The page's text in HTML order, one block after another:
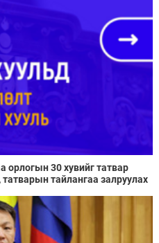
орлогын 30 хувийг татвар
тайлангаа залруулах